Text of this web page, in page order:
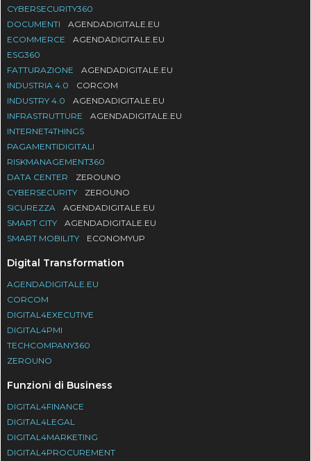
CYBERSECURITY360
DOCUMENTI
AGENDADIGITALE.EU
ECOMMERCE
AGENDADIGITALE.EU
ESG360
FATTURAZIONE
AGENDADIGITALE.EU
INDUSTRIA 4.0
CORCOM
INDUSTRY 4.0
AGENDADIGITALE.EU
INFRASTRUTTURE
AGENDADIGITALE.EU
INTERNET4THINGS
PAGAMENTIDIGITALI
RISKMANAGEMENT360
DATA CENTER
ZEROUNO
CYBERSECURITY
ZEROUNO
SICUREZZA
AGENDADIGITALE.EU
SMART CITY
AGENDADIGITALE.EU
SMART MOBILITY
ECONOMYUP
Digital Transformation
AGENDADIGITALE.EU
CORCOM
DIGITAL4EXECUTIVE
DIGITAL4PMI
TECHCOMPANY360
ZEROUNO
Funzioni di Business
DIGITAL4FINANCE
DIGITAL4LEGAL
DIGITAL4MARKETING
DIGITAL4PROCUREMENT